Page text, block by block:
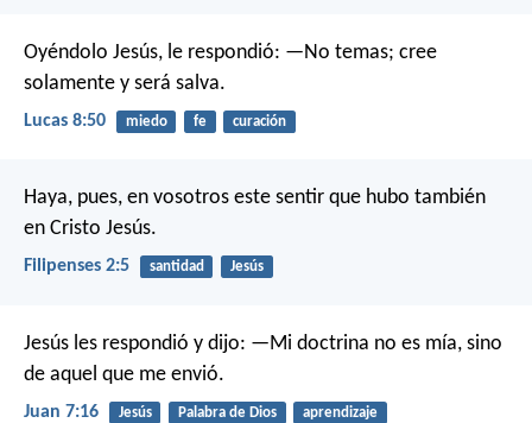
Oyéndolo Jesús, le respondió: —No temas; cree
solamente y será salva.
Lucas 8:50 miedo fe curación
Haya, pues, en vosotros este sentir que hubo también
en Cristo Jesús.
Filipenses 2:5 santidad Jesús
Jesús les respondió y dijo: —Mi doctrina no es mía, sino
de aquel que me envió.
Juan 7:16 Jesús Palabra de Dios aprendizaje